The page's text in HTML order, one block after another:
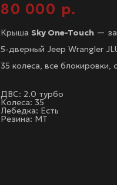
80 000 р.
Крыша Sky One-Touch — за
5-дверный Jeep Wrangler
35 колеса, все
ДВС: 2.0 турбо
Колеса: 35
Лебедка: Есть
Резина: MT